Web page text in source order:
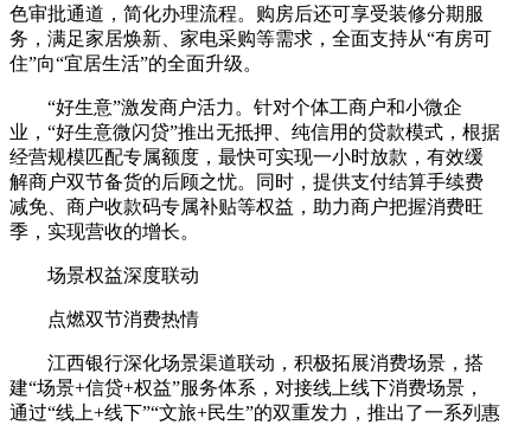
色审批通道，简化办理流程。购房后还可享受装修分期服
务，满足家居焕新、家电采购等需求，全面支持从“有房可
住”向“宜居生活”的全面升级。
“好生意”激发商户活力。针对个体工商户和小微企
业，“好生意微闪贷”推出无抵押、纯信用的贷款模式，根据
经营规模匹配专属额度，最快可实现一小时放款，有效缓
解商户双节备货的后顾之忧。同时，提供支付结算手续费
减免、商户收款码专属补贴等权益，助力商户把握消费旺
季，实现营收的增长。
场景权益深度联动
点燃双节消费热情
江西银行深化场景渠道联动，积极拓展消费场景，搭
建“场景+信贷+权益”服务体系，对接线上线下消费场景，
通过“线上+线下”“文旅+民生”的双重发力，推出了一系列惠